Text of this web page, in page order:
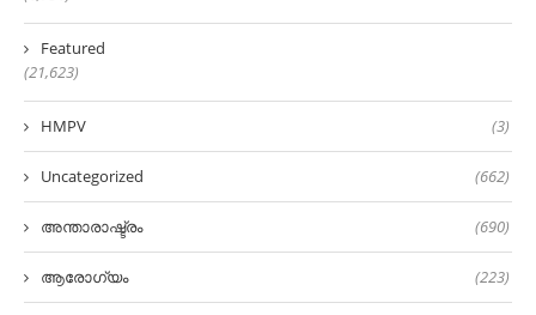
Featured
(21,623)
HMPV (3)
Uncategorized (662)
അന്താരാഷ്ട്രം (690)
ആരോഗ്യം (223)